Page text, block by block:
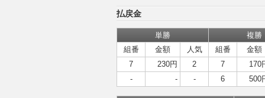
払戻金
単勝
複勝
組番
金額 人気 組番
金額
7
230円 2 7
170
-
- - 6 500